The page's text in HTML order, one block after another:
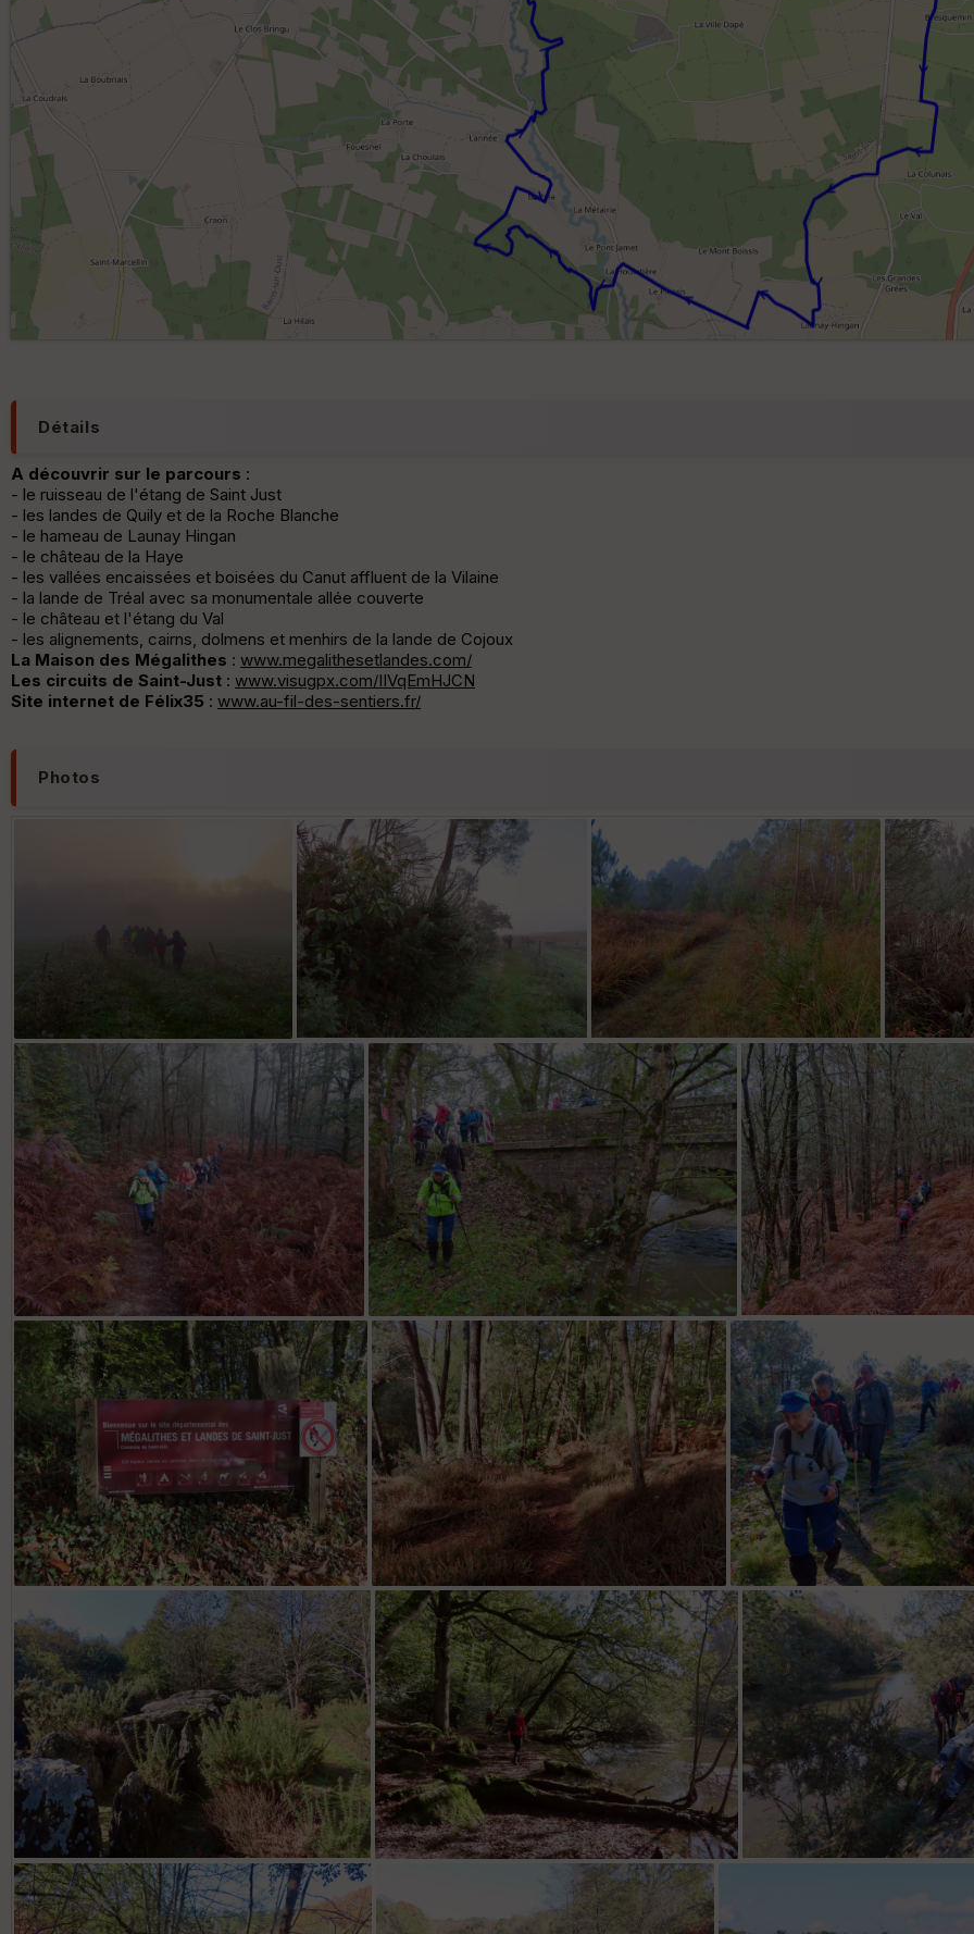
Détails
A découvrir sur le parcours :
- le ruisseau de l'étang de Saint Just
- les landes de Quily et de la Roche Blanche
- le hameau de Launay Hingan
- le château de la Haye
- les vallées encaissées et boisées du Canut affluent de la Vilaine
- la lande de Tréal avec sa monumentale allée couverte
- le château et l'étang du Val
- les alignements, cairns, dolmens et menhirs de la lande de Cojoux
La Maison des Mégalithes : www.megalithesetlandes.com/
Les circuits de Saint-Just : www.visugpx.com/IIVqEmHJCN
Site internet de Félix35 : www.au-fil-des-sentiers.fr/
Photos